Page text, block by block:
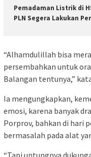
Pemadaman Listrik di
PLN Segera Lakukan
“Alhamdulillah bisa
persembahkan untuk
Balangan tentunya,”
Ia mengungkapkan,
emosi, karena banyak
Porprov, bahkan di hari
bermasalah pada alat
“Tapi untungnya